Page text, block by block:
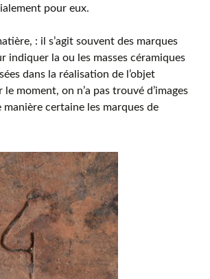
pour eux.
: il s’agit souvent des marques
indiquer la ou les masses céramiques
dans la réalisation de l’objet
moment, on n’a pas trouvé d’images
certaine les marques de